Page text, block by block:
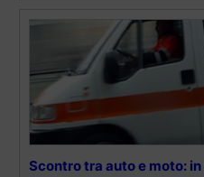
Scontro tra auto e moto: